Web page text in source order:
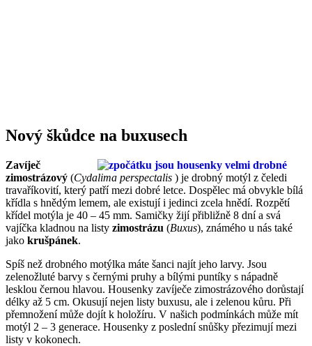
Nový škůdce na buxusech
Zavíječ
zimostrázový (Cydalima perspectalis ) je drobný motýl z čeledi
travaříkovití, který patří mezi dobré letce. Dospělec má obvykle bílá
křídla s hnědým lemem, ale existují i jedinci zcela hnědí. Rozpětí
křídel motýla je 40 – 45 mm. Samičky žijí přibližně 8 dní a svá
vajíčka kladnou na listy zimostrázu (Buxus), známého u nás také
jako krušpánek.
Spíš než drobného motýlka máte šanci najít jeho larvy. Jsou
zelenožluté barvy s černými pruhy a bílými puntíky s nápadně
lesklou černou hlavou. Housenky zavíječe zimostrázového dorůstají
délky až 5 cm. Okusují nejen listy buxusu, ale i zelenou kůru. Při
přemnožení může dojít k holožíru. V našich podmínkách může mít
motýl 2 – 3 generace. Housenky z poslední snůšky přezimují mezi
listy v kokonech.